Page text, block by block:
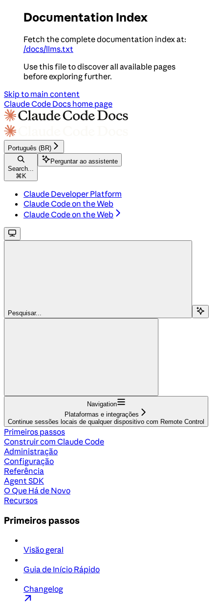
Documentation Index
Fetch the complete documentation index at:
/docs/llms.txt
Use this file to discover all available pages
before exploring further.
Skip to main content
Claude Code Docs home page
Português (BR)
Search...
⌘ K
Perguntar ao assistente
Claude Developer Platform
Claude Code on the Web
Claude Code on the Web
Pesquisar...
Navigation
Plataformas e integrações
Continue sessões locais de qualquer dispositivo com Remote Control
Primeiros passos
Construir com Claude Code
Administração
Configuração
Referência
Agent SDK
O Que Há de Novo
Recursos
Primeiros passos
Visão geral
Guia de Início Rápido
Changelog